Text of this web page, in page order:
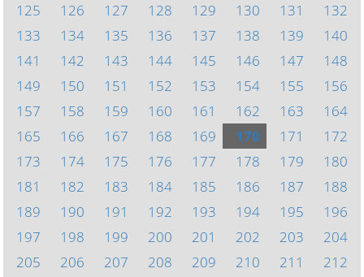
125
126 127 128 129 130 131
132
133
134 135 136 137 138 139
140
141
142 143 144 145 146 147
148
149
150 151 152 153 154 155
156
157
158 159 160 161 162 163
164
165
166 167 168 169 170 171
172
173
174 175 176 177 178 179
180
181
182 183 184 185 186 187
188
189
190 191 192 193 194 195
196
197
198 199 200 201 202 203
204
205
206 207 208 209 210 211
212